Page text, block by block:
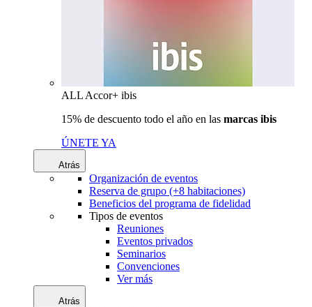
ALL Accor+ ibis
15% de descuento todo el año en las marcas ibis
ÚNETE YA
Atrás
Organización de eventos
Reserva de grupo (+8 habitaciones)
Beneficios del programa de fidelidad
Tipos de eventos
Reuniones
Eventos privados
Seminarios
Convenciones
Ver más
Atrás